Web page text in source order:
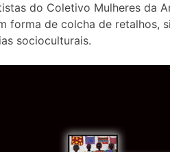
do Coletivo Mulheres da
forma de colcha de retalhos,
socioculturais.